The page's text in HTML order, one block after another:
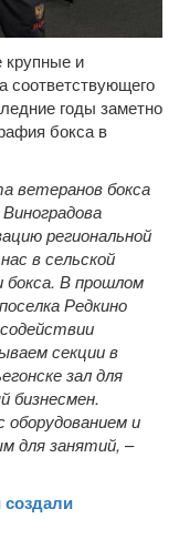
крупные и
соответствующего
годы заметно
бокса в
ветеранов бокса
региональной
в сельской
В прошлом
Редкино
секции в
зал для
бизнесмен.
и
для занятий, –